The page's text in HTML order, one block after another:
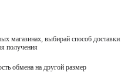
магазинах, выбирай способ доставки
получения
обмена на другой размер